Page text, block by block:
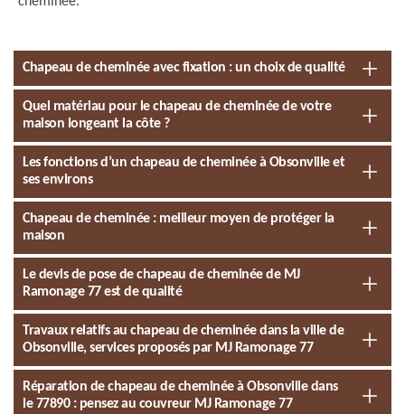
Chapeau de cheminée avec fixation : un choix de qualité
Quel matériau pour le chapeau de cheminée de votre
maison longeant la côte ?
Les fonctions d’un chapeau de cheminée à Obsonville et
ses environs
Chapeau de cheminée : meilleur moyen de protéger la
maison
Le devis de pose de chapeau de cheminée de MJ
Ramonage 77 est de qualité
Travaux relatifs au chapeau de cheminée dans la ville de
Obsonville, services proposés par MJ Ramonage 77
Réparation de chapeau de cheminée à Obsonville dans
le 77890 : pensez au couvreur MJ Ramonage 77